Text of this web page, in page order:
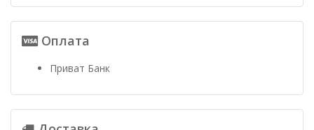
Оплата
Приват Банк